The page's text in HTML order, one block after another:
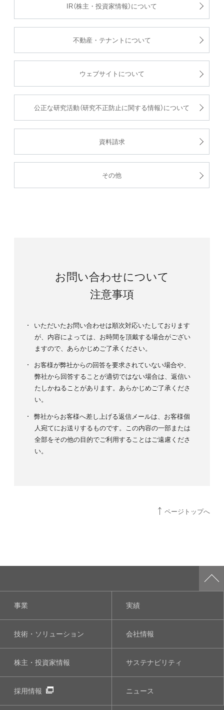
IR（株主・投資家情報）について
不動産・テナントについて
ウェブサイトについて
公正な研究活動（研究不正防止に関する情報）について
資料請求
その他
お問い合わせについて
注意事項
いただいたお問い合わせは順次対応いたしております
が、内容によっては、お時間を頂戴する場合がござい
ますので、あらかじめご了承ください。
お客様が弊社からの回答を要求されていない場合や、
弊社から回答することが適切ではない場合は、返信い
たしかねることがあります。あらかじめご了承くださ
い。
弊社からお客様へ差し上げる返信メールは、お客様個
人宛てにお送りするものです。この内容の一部または
全部をその他の目的でご利用することはご遠慮くださ
い。
ページトップへ
事業 実績
技術・ソリューション 会社情報
株主・投資家情報 サステナビリティ
採用情報 ニュース